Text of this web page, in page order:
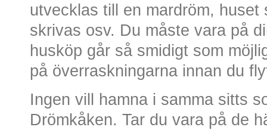
utvecklas till en mardröm,
skrivas osv. Du måste vara på
husköp går så smidigt som
på överraskningarna innan du
Ingen vill hamna i samma sitts
Drömkåken. Tar du vara på de